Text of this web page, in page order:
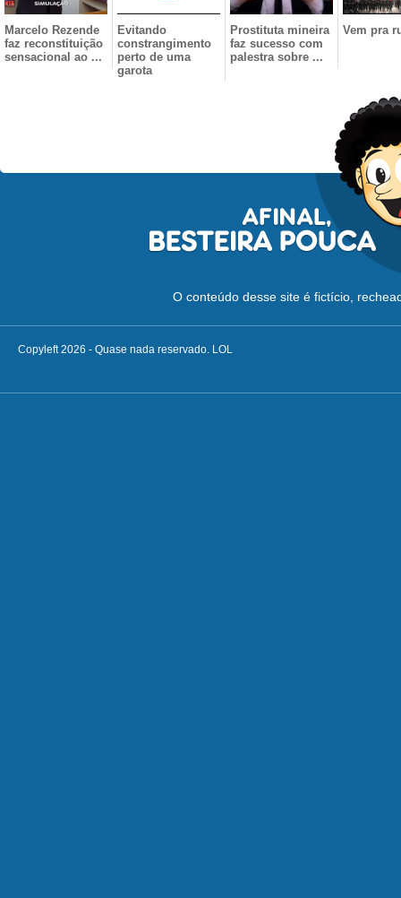
Marcelo Rezende
faz reconstituição
sensacional ao ...
Evitando
constrangimento
perto de uma
garota
Prostituta mineira
faz sucesso com
palestra sobre ...
Vem pra
O conteúdo desse site é fictício,
Copyleft 2026 - Quase nada reservado. LOL